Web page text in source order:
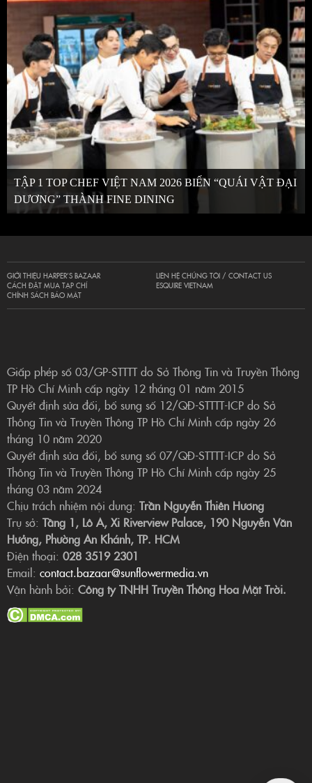
TẬP 1 TOP CHEF VIỆT NAM 2026 BIẾN “QUÁI VẬT ĐẠI
DƯƠNG” THÀNH FINE DINING
GIỚI THIỆU HARPER’S BAZAAR
CÁCH ĐẶT MUA TẠP CHÍ
CHÍNH SÁCH BẢO MẬT
LIÊN HỆ CHÚNG TÔI / CONTACT US
ESQUIRE VIETNAM
Giấp phép số 03/GP-STTTT do Sở Thông Tin và Truyền Thông
TP Hồ Chí Minh cấp ngày 12 tháng 01 năm 2015
Quyết định sửa đổi, bổ sung số 12/QĐ-STTTT-ICP do Sở
Thông Tin và Truyền Thông TP Hồ Chí Minh cấp ngày 26
tháng 10 năm 2020
Quyết định sửa đổi, bổ sung số 07/QĐ-STTTT-ICP do Sở
Thông Tin và Truyền Thông TP Hồ Chí Minh cấp ngày 25
tháng 03 năm 2024
Chịu trách nhiệm nội dung: Trần Nguyễn Thiên Hương
Trụ sở: Tầng 1, Lô A, Xi Riverview Palace, 190 Nguyễn Văn
Hưởng, Phường An Khánh, TP. HCM
Điện thoại: 028 3519 2301
Email: contact.bazaar@sunflowermedia.vn
Vận hành bởi: Công ty TNHH Truyền Thông Hoa Mặt Trời.